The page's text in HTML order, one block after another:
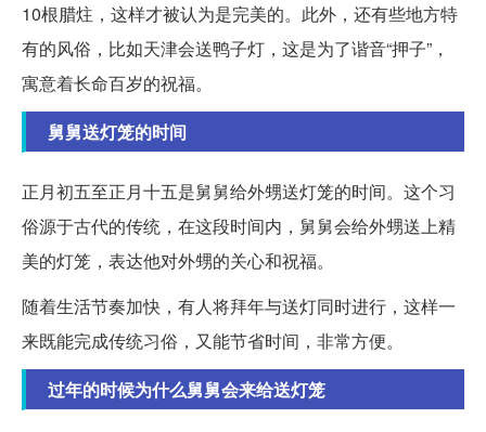
10根腊炷，这样才被认为是完美的。此外，还有些地方特
有的风俗，比如天津会送鸭子灯，这是为了谐音“押子”，
寓意着长命百岁的祝福。
舅舅送灯笼的时间
正月初五至正月十五是舅舅给外甥送灯笼的时间。这个习
俗源于古代的传统，在这段时间内，舅舅会给外甥送上精
美的灯笼，表达他对外甥的关心和祝福。
随着生活节奏加快，有人将拜年与送灯同时进行，这样一
来既能完成传统习俗，又能节省时间，非常方便。
过年的时候为什么舅舅会来给送灯笼